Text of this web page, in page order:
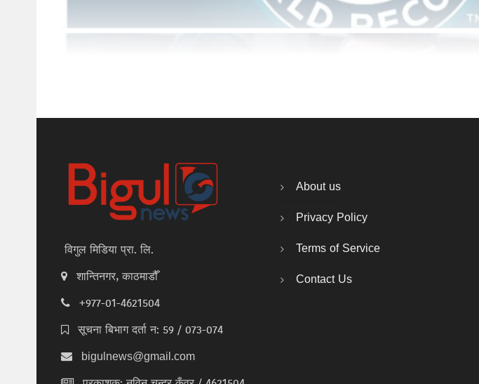
विगुल मिडिया प्रा. लि.
शान्तिनगर, काठमाडौँ
+977-01-4621504
सूचना बिभाग दर्ता न: 59 / 073-074
bigulnews@gmail.com
About us
Privacy Policy
Terms of Service
Contact Us